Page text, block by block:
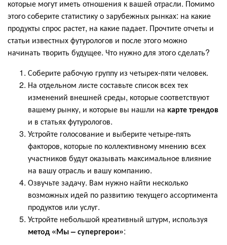
которые могут иметь отношения к вашей отрасли. Помимо
этого соберите статистику о зарубежных рынках: на какие
продукты спрос растет, на какие падает. Прочтите отчеты и
статьи известных футурологов и после этого можно
начинать творить будущее. Что нужно для этого сделать?
Соберите рабочую группу из четырех-пяти человек.
На отдельном листе составьте список всех тех
изменений внешней среды, которые соответствуют
вашему рынку, и которые вы нашли на карте трендов
и в статьях футурологов.
Устройте голосование и выберите четыре-пять
факторов, которые по коллективному мнению всех
участников будут оказывать максимальное влияние
на вашу отрасль и вашу компанию.
Озвучьте задачу. Вам нужно найти несколько
возможных идей по развитию текущего ассортимента
продуктов или услуг.
Устройте небольшой креативный штурм, используя
метод «Мы – супергерои»: